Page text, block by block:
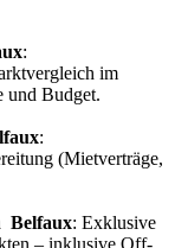
:
im
und Budget.
:
(Mietverträge,
Belfaux: Exklusive
– inklusive Off-